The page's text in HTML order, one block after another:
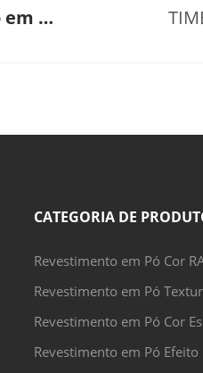
Catálogo-Hsinda revestimento em pó
CATEGORIA DE
Revestimento em Pó Cor
Revestimento em Pó
Revestimento em Pó Cor
Revestimento em Pó